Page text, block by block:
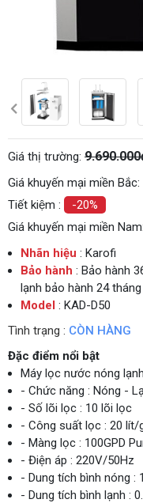
Giá thị trường:
Giá khuyến mại miền Bắc:
Tiết kiệm :
-20%
Giá khuyến mại miền Nam:
Nhãn hiệu : Karofi
Bảo hành : Bảo hành
lạnh bảo hành 24 tháng
Model : KAD-D50
Tình trạng : CÒN HÀNG
Đặc điểm nổi bật
Máy lọc nước nóng
- Chức năng : Nóng -
- Số lõi lọc : 10 lõi lọc
- Công suất lọc : 20 lít/
- Màng lọc : 100GPD
- Điện áp : 220V/50Hz
- Dung tích bình nóng :
- Dung tích bình lạnh :